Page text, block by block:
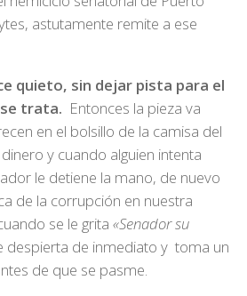
astutamente remite a ese
quieto, sin dejar pista para el
trata. Entonces la pieza va
en el bolsillo de la camisa del
y cuando alguien intenta
le detiene la mano, de nuevo
de la corrupción en nuestra
se le grita «Senador su
despierta de inmediato y toma un
de que se pasme.